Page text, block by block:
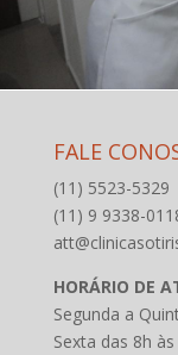
FALE
(11) 5523-5329
(11) 9 9338-
HORÁRIO DE
Segunda a
Sexta das 8h